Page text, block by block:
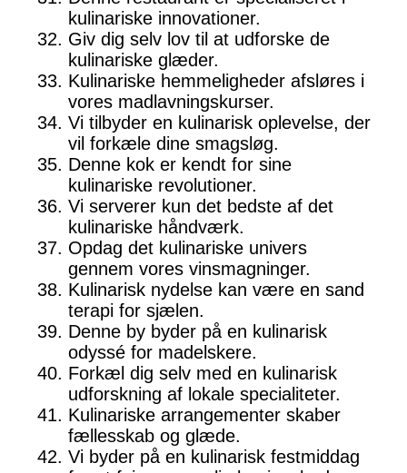
kulinariske innovationer.
Giv dig selv lov til at udforske de
kulinariske glæder.
Kulinariske hemmeligheder afsløres i
vores madlavningskurser.
Vi tilbyder en kulinarisk oplevelse, der
vil forkæle dine smagsløg.
Denne kok er kendt for sine
kulinariske revolutioner.
Vi serverer kun det bedste af det
kulinariske håndværk.
Opdag det kulinariske univers
gennem vores vinsmagninger.
Kulinarisk nydelse kan være en sand
terapi for sjælen.
Denne by byder på en kulinarisk
odyssé for madelskere.
Forkæl dig selv med en kulinarisk
udforskning af lokale specialiteter.
Kulinariske arrangementer skaber
fællesskab og glæde.
Vi byder på en kulinarisk festmiddag